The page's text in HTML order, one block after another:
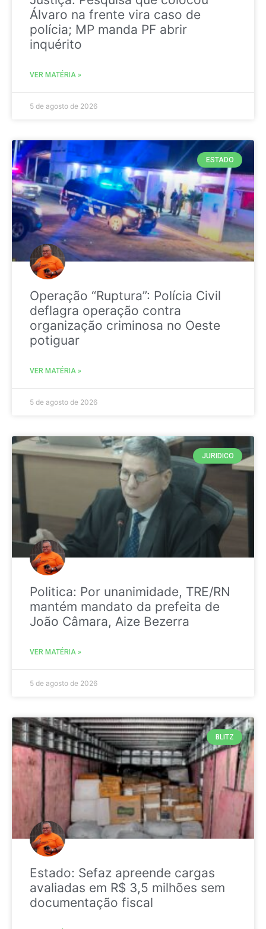
Álvaro na frente vira caso de
polícia; MP manda PF abrir
inquérito
VER MATÉRIA »
5 de agosto de 2026
ESTADO
Operação “Ruptura”: Polícia Civil
deflagra operação contra
organização criminosa no Oeste
potiguar
VER MATÉRIA »
5 de agosto de 2026
JURIDICO
Politica: Por unanimidade, TRE/RN
mantém mandato da prefeita de
João Câmara, Aize Bezerra
VER MATÉRIA »
5 de agosto de 2026
BLITZ
Estado: Sefaz apreende cargas
avaliadas em R$ 3,5 milhões sem
documentação fiscal